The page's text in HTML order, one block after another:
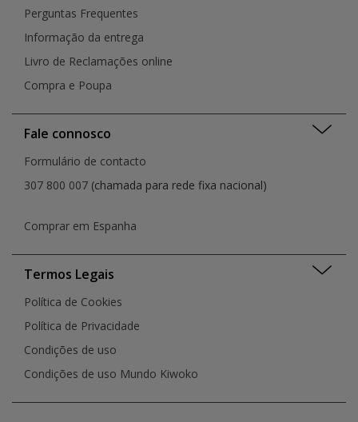
Perguntas Frequentes
Informação da entrega
Livro de Reclamações online
Compra e Poupa
Fale connosco
Formulário de contacto
307 800 007 (chamada para rede fixa nacional)
Comprar em Espanha
Termos Legais
Política de Cookies
Política de Privacidade
Condições de uso
Condições de uso Mundo Kiwoko